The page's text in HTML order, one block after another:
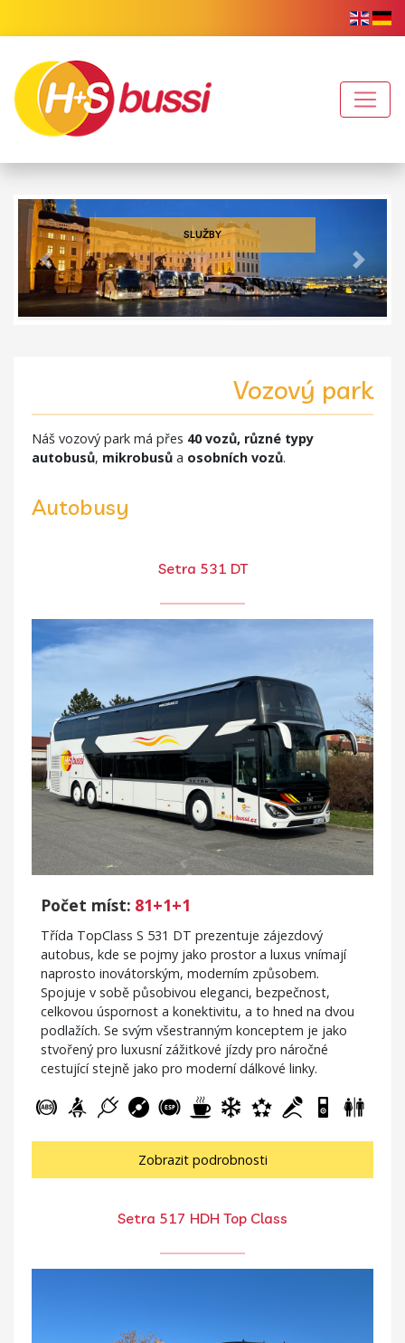
VOZOVÝ PARK
Předchozí Další
Vozový park
Náš vozový park má přes 40 vozů, různé typy
autobusů, mikrobusů a osobních vozů.
Autobusy
Setra 531 DT
Počet míst: 81+1+1
Třída TopClass S 531 DT prezentuje zájezdový
autobus, kde se pojmy jako prostor a luxus vnímají
naprosto inovátorským, moderním způsobem.
Spojuje v sobě působivou eleganci, bezpečnost,
celkovou úspornost a konektivitu, a to hned na dvou
podlažích. Se svým všestranným konceptem je jako
stvořený pro luxusní zážitkové jízdy pro náročné
cestující stejně jako pro moderní dálkové linky.
Zobrazit podrobnosti
Setra 517 HDH Top Class